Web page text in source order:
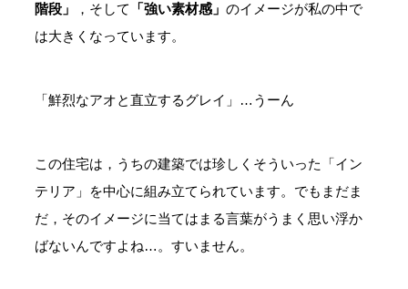
階段」
，そして 「強い素材感」 のイメージが私の中で
は大きくなっています。
「鮮烈なアオと直立するグレイ」…うーん
この住宅は，うちの建築では珍しくそういった「イン
テリア」を中心に組み立てられています。でもまだま
だ，そのイメージに当てはまる言葉がうまく思い浮か
ばないんですよね…。すいません。